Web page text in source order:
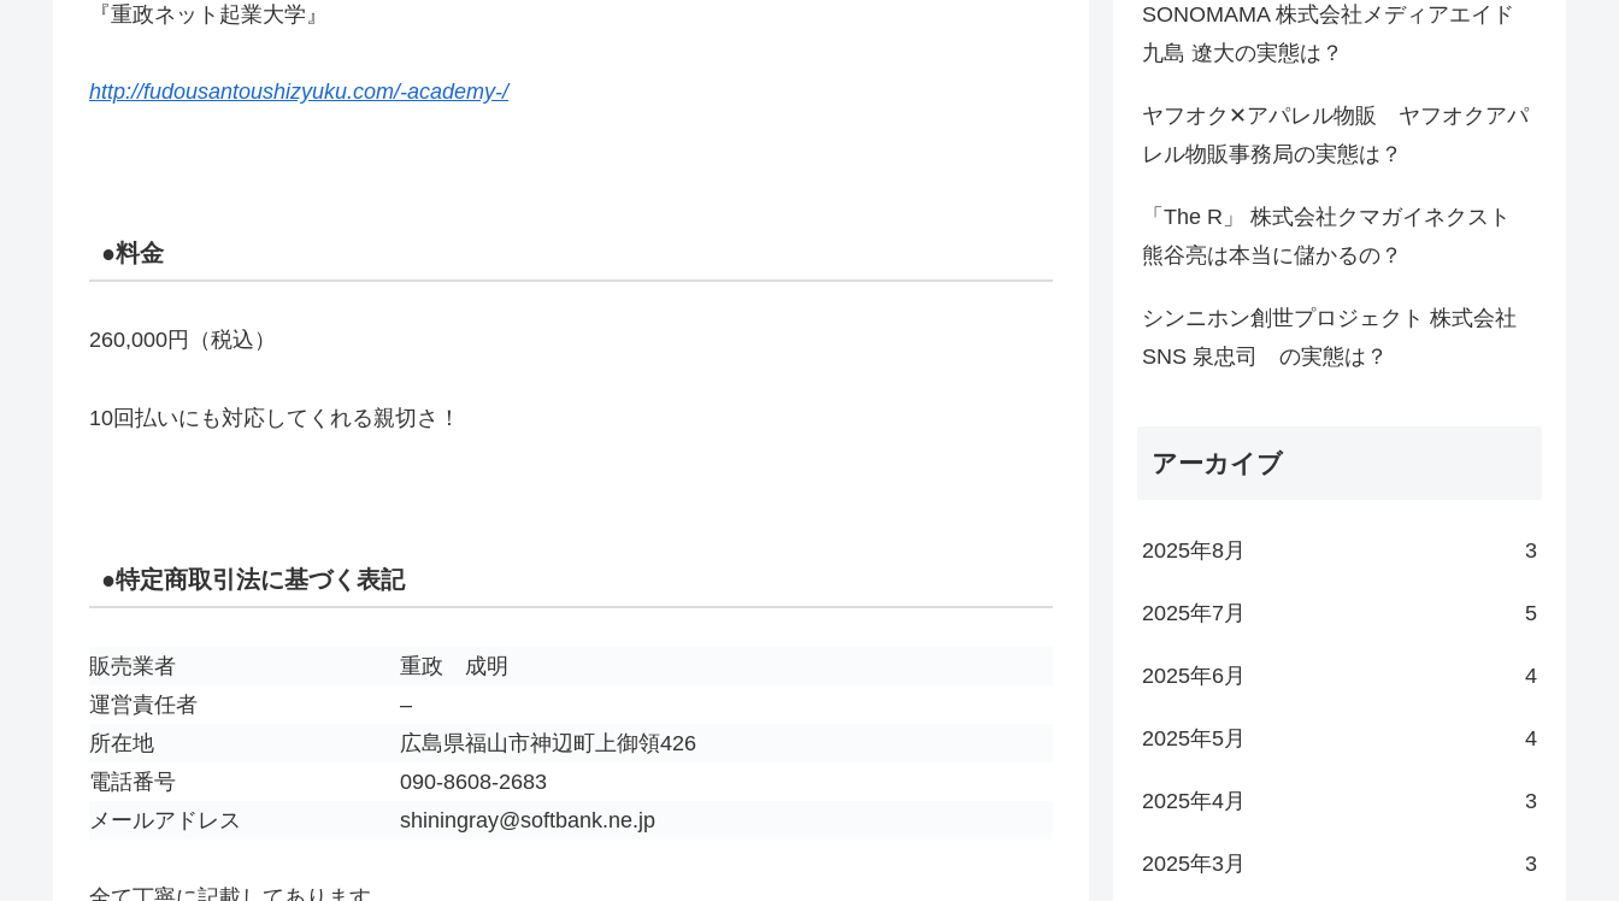
『重政ネット起業大学』
http://fudousantoushizyuku.com/-academy-/
●料金
260,000円（税込）
10回払いにも対応してくれる親切さ！
●特定商取引法に基づく表記
販売業者
重政 成明
運営責任者
–
所在地
広島県福山市神辺町上御領426
電話番号
090-8608-2683
メールアドレス
shiningray@softbank.ne.jp
SONOMAMA 株式会社メディアエイド
九島 遼大の実態は？
ヤフオク✕アパレル物販 ヤフオクアパ
レル物販事務局の実態は？
「The R」 株式会社クマガイネクスト
熊谷亮は本当に儲かるの？
シンニホン創世プロジェクト 株式会社
SNS 泉忠司 の実態は？
アーカイブ
2025年8月 3
2025年7月 5
2025年6月 4
2025年5月 4
2025年4月 3
2025年3月 3